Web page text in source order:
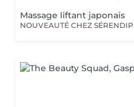
Massage liftant japonais